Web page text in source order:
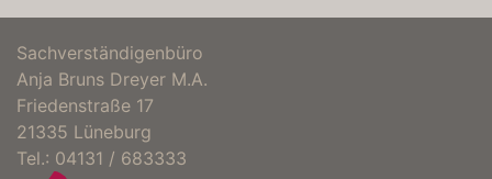
Sachverständigenbüro
Anja Bruns Dreyer M.A.
Friedenstraße 17
21335 Lüneburg
Tel.: 04131 / 683333